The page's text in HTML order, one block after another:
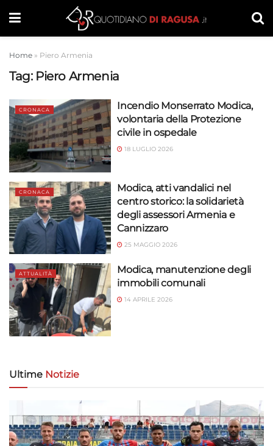
Home » Piero Armenia
Tag: Piero Armenia
CRONACA
Incendio Monserrato Modica,
volontaria della Protezione
civile in ospedale
18 LUGLIO 2026
CRONACA
Modica, atti vandalici nel
centro storico: la solidarietà
degli assessori Armenia e
Cannizzaro
25 MAGGIO 2026
ATTUALITÀ
Modica, manutenzione degli
immobili comunali
14 APRILE 2026
Ultime Notizie